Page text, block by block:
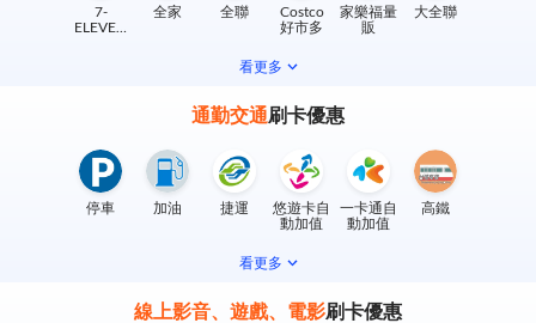
7-
ELEVEN
全家 全聯
Costco
好市多
家樂福量
販
大全聯
看更多
通勤交通刷卡優惠
停車 加油 捷運
悠遊卡自
動加值
一卡通自
動加值
高鐵
看更多
線上影音、遊戲、電影刷卡優惠